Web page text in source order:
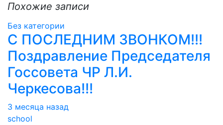
Похожие записи
Без категории
С ПОСЛЕДНИМ ЗВОНКОМ!!!
Поздравление Председателя
Госсовета ЧР Л.И.
Черкесова!!!
3 месяца назад
school